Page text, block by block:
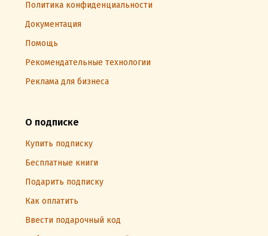
Политика конфиденциальности
Документация
Помощь
Рекомендательные технологии
Реклама для бизнеса
О подписке
Купить подписку
Бесплатные книги
Подарить подписку
Как оплатить
Ввести подарочный код